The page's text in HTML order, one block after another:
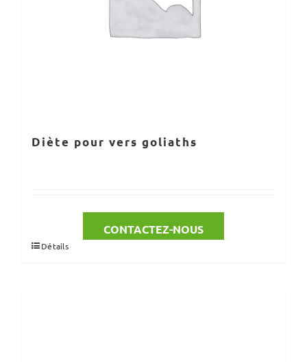
Diète pour vers goliaths
CONTACTEZ-NOUS
Détails